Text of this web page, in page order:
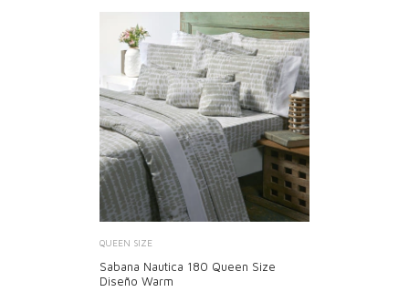
QUEEN SIZE
Sabana Nautica 180 Queen Size
Diseño Warm